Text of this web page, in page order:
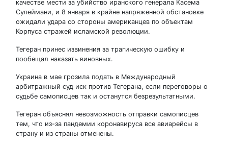
качестве мести за убийство иранского генерала Касема
Сулеймани, и 8 января в крайне напряженной обстановке
ожидали удара со стороны американцев по объектам
Корпуса стражей исламской революции.
Тегеран принес извинения за трагическую ошибку и
пообещал наказать виновных.
Украина в мае грозила подать в Международный
арбитражный суд иск против Тегерана, если переговоры о
судьбе самописцев так и останутся безрезультатными.
Тегеран объяснял невозможность отправки самописцев
тем, что из-за пандемии коронавируса все авиарейсы в
страну и из страны отменены.